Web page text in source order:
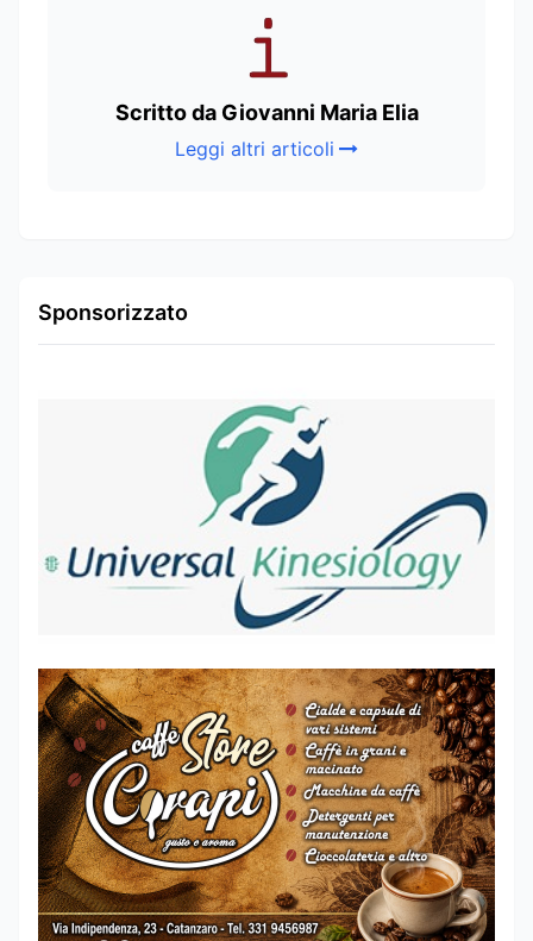
Scritto da Giovanni Maria Elia
Leggi altri articoli
Sponsorizzato